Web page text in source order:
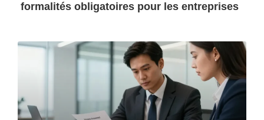
formalités obligatoires pour les entreprises